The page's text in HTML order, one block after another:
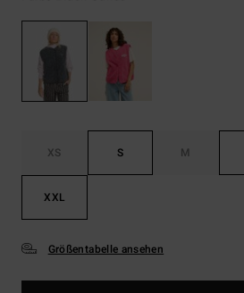
XS S M
XXL
Größentabelle ansehen